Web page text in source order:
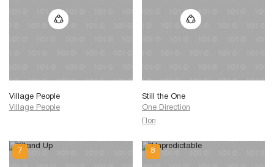
Village People
Village People
Still the One
One Direction
Поп